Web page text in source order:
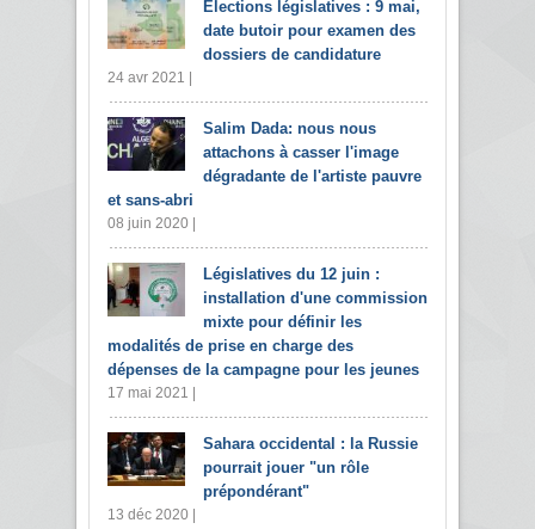
Elections législatives : 9 mai,
date butoir pour examen des
dossiers de candidature
24 avr 2021 |
Salim Dada: nous nous
attachons à casser l'image
dégradante de l'artiste pauvre
et sans-abri
08 juin 2020 |
Législatives du 12 juin :
installation d'une commission
mixte pour définir les
modalités de prise en charge des
dépenses de la campagne pour les jeunes
17 mai 2021 |
Sahara occidental : la Russie
pourrait jouer "un rôle
prépondérant"
13 déc 2020 |